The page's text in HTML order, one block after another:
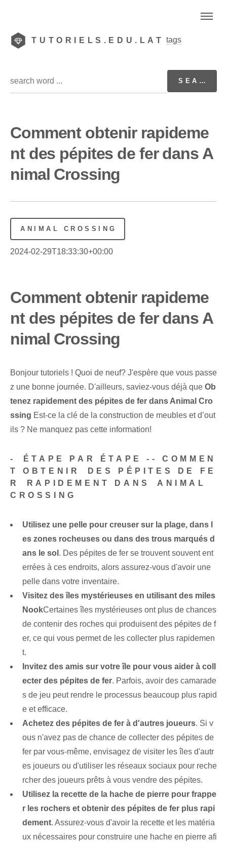
TUTORIELS.EDU.LAT tags
Comment obtenir rapideme
nt des pépites de fer dans A
nimal Crossing
ANIMAL CROSSING
2024-02-29T18:33:30+00:00
Comment obtenir rapideme
nt des pépites de fer dans A
nimal Crossing
Bonjour ⁤tutoriels ! Quoi de neuf? J'espère que vous passe
z une bonne journée. D'ailleurs, saviez-vous déjà que Ob
tenez rapidement des pépites de fer dans Animal Cro
ssing Est-ce la clé de la construction de meubles et d’out
ils ? Ne manquez pas cette information!
-⁤ ÉTAPE PAR ÉTAPE -- COMMEN
T OBTENIR⁤ DES PÉPITES DE FE
R⁢ RAPIDEMENT DANS ⁤ANIMAL
CROSSING
Utilisez une pelle pour creuser sur la plage, dans l
es zones rocheuses ou dans des trous marqués d
ans le sol . Des pépites de fer se trouvent souvent ent
errées à ces endroits, alors assurez-vous d'avoir une
pelle dans votre inventaire.
Visitez des îles mystérieuses en utilisant des miles
NookCertaines îles mystérieuses ont plus de chances
de contenir des roches qui produisent des pépites de f
er, ce qui vous permet de les collecter plus rapidemen
t.
Invitez des amis sur votre île pour vous aider à coll
ecter des pépites de fer. Parfois, avoir des camarade
s de jeu peut rendre le processus beaucoup plus rapid
e et efficace.
Achetez des pépites de fer à d'autres joueurs. Si v
ous n'avez pas de chance de collecter des pépites de
fer par vous-même, envisagez de visiter les îles d'autr
es joueurs ou d'utiliser les réseaux sociaux pour reche
rcher des joueurs prêts à vous vendre des pépites.
Utilisez la recette de la hache de pierre pour frappe
r les rochers et obtenir des pépites de fer plus rapi
dement. Assurez-vous d'avoir la recette et les matéria
ux nécessaires pour construire une hache en pierre afi